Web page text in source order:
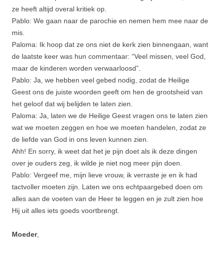
ze heeft altijd overal kritiek op.
Pablo: We gaan naar de parochie en nemen hem mee naar de
mis.
Paloma: Ik hoop dat ze ons niet de kerk zien binnengaan, want
de laatste keer was hun commentaar: “Veel missen, veel God,
maar de kinderen worden verwaarloosd”.
Pablo: Ja, we hebben veel gebed nodig, zodat de Heilige
Geest ons de juiste woorden geeft om hen de grootsheid van
het geloof dat wij belijden te laten zien.
Paloma: Ja, laten we de Heilige Geest vragen ons te laten zien
wat we moeten zeggen en hoe we moeten handelen, zodat ze
de liefde van God in ons leven kunnen zien.
Ahh! En sorry, ik weet dat het je pijn doet als ik deze dingen
over je ouders zeg, ik wilde je niet nog meer pijn doen.
Pablo: Vergeef me, mijn lieve vrouw, ik verraste je en ik had
tactvoller moeten zijn. Laten we ons echtpaargebed doen om
alles aan de voeten van de Heer te leggen en je zult zien hoe
Hij uit alles iets goeds voortbrengt.
Moeder,